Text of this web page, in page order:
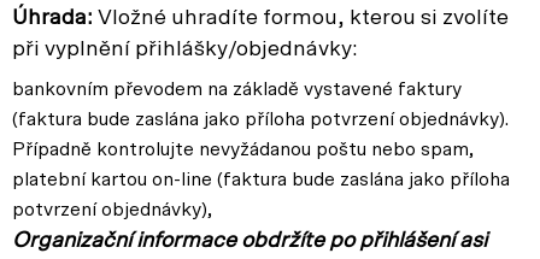
Úhrada: Vložné uhradíte formou, kterou si zvolíte
při vyplnění přihlášky/objednávky:
bankovním převodem na základě vystavené faktury
(faktura bude zaslána jako příloha potvrzení objednávky).
Případně kontrolujte nevyžádanou poštu nebo spam,
platební kartou on-line (faktura bude zaslána jako příloha
potvrzení objednávky),
Organizační informace obdržíte po přihlášení asi